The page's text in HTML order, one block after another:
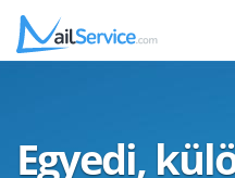
Egyedi,